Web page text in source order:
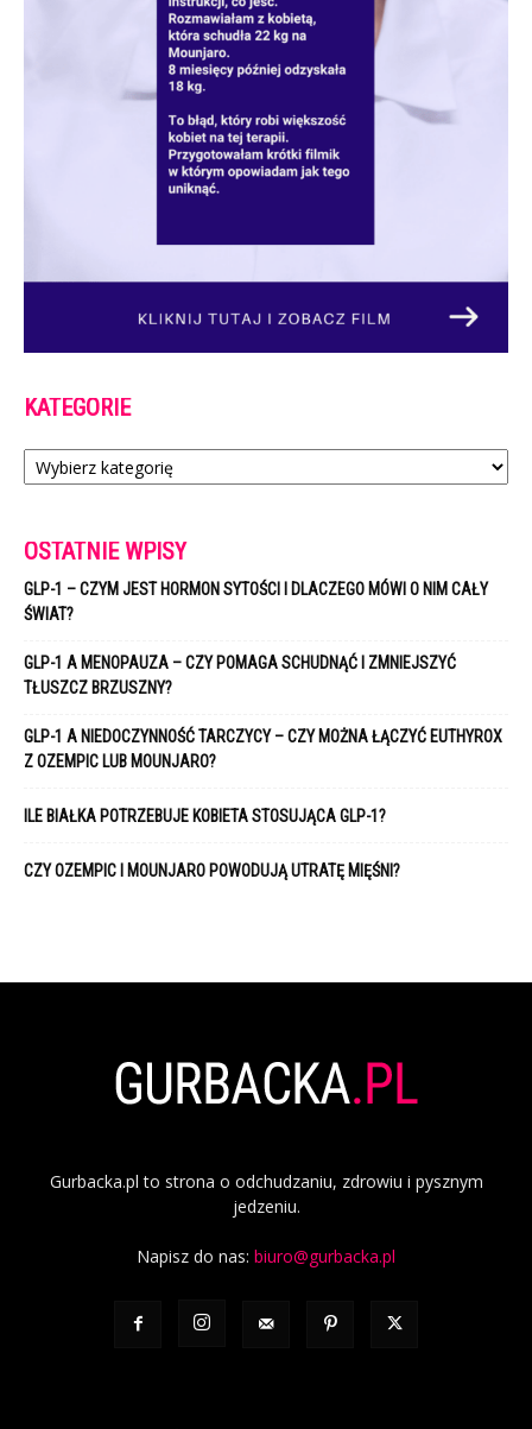
KATEGORIE
Kategorie
OSTATNIE WPISY
GLP-1 – CZYM JEST HORMON SYTOŚCI I DLACZEGO MÓWI O NIM CAŁY
ŚWIAT?
GLP-1 A MENOPAUZA – CZY POMAGA SCHUDNĄĆ I ZMNIEJSZYĆ
TŁUSZCZ BRZUSZNY?
GLP-1 A NIEDOCZYNNOŚĆ TARCZYCY – CZY MOŻNA ŁĄCZYĆ EUTHYROX
Z OZEMPIC LUB MOUNJARO?
ILE BIAŁKA POTRZEBUJE KOBIETA STOSUJĄCA GLP-1?
CZY OZEMPIC I MOUNJARO POWODUJĄ UTRATĘ MIĘŚNI?
Gurbacka.pl to strona o odchudzaniu, zdrowiu i pysznym
jedzeniu.
Napisz do nas: biuro@gurbacka.pl